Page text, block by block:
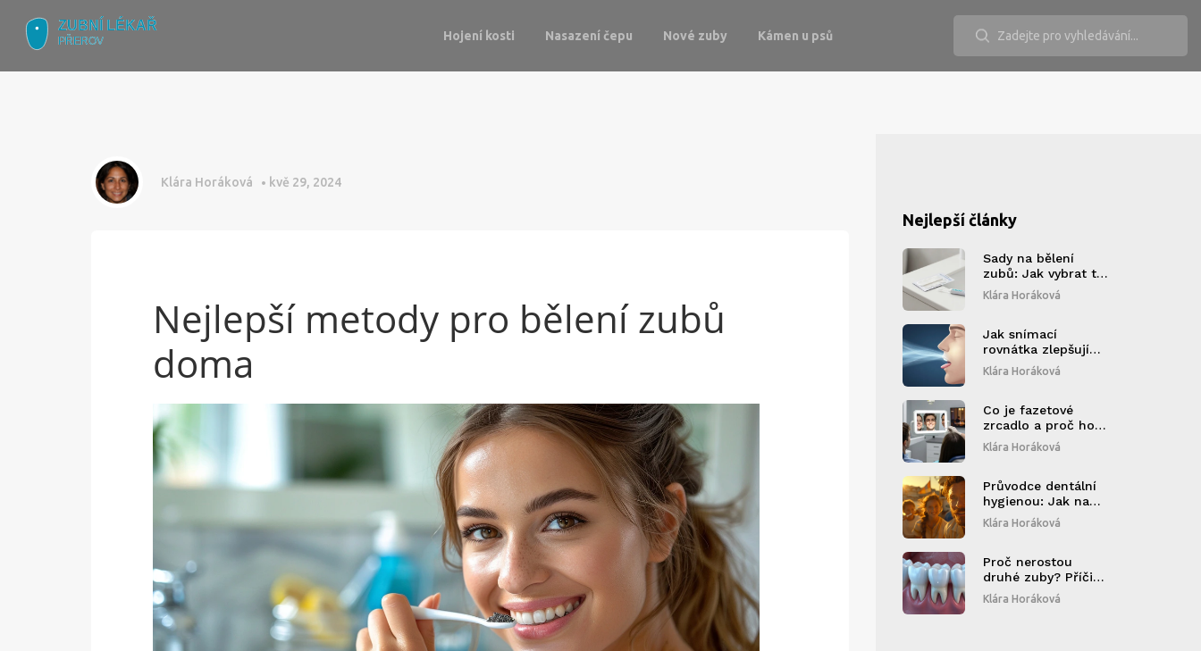
Hojení kosti Nasazení čepu Nové zuby Kámen u psů
Klára Horáková kvě 29, 2024
Nejlepší metody pro bělení zubů
doma
Nejlepší články
Sady na bělení
zubů: Jak vybrat tu
správnou a jak ji
používat bezpečně
Klára Horáková
Jak snímací
rovnátka zlepšují
dýchání: Proč
správný tvar ústní
spánkové apnoe a
alergii
Klára Horáková
Co je fazetové
zrcadlo a proč ho
používají estetické
kliniky?
Klára Horáková
Průvodce dentální
hygienou: Jak na
zdravý úsměv
Klára Horáková
Proč nerostou
druhé zuby? Příčiny,
řešení a kdy
navštívit
Klára Horáková